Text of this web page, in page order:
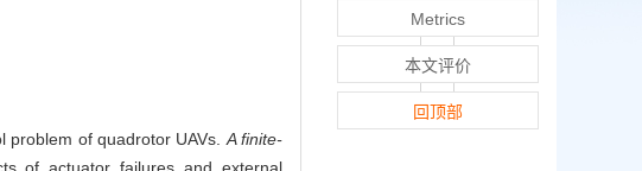
of quadrotor UAVs. A finite-
of actuator failures and external
Metrics
本文评价
回顶部